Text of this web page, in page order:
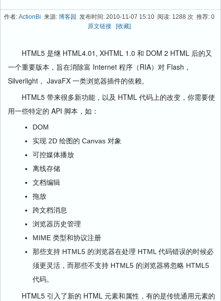
作者: ActionBi 来源: 博客园 发布时间: 2010-11-07 15:10 阅读: 1288 次 推荐: 0
原文链接
[收藏]
HTML5 是继 HTML4.01, XHTML 1.0 和 DOM 2 HTML 后的又
一个重要版本，旨在消除富 Internet 程序（RIA）对 Flash，
Silverlight， JavaFX 一类浏览器插件的依赖。
HTML5 带来很多新功能，以及 HTML 代码上的改变，你需要使
用一些特定的 API 脚本，如：
DOM
实现 2D 绘图的 Canvas 对象
可控媒体播放
离线存储
文档编辑
拖放
跨文档消息
浏览器历史管理
MIME 类型和协议注册
那些支持 HTML5 的浏览器在处理 HTML 代码错误的时候必
须更灵活，而那些不支持 HTML5 的浏览器将忽略 HTML5
代码。
HTML5 引入了新的 HTML 元素和属性，有的是传统通用元素的